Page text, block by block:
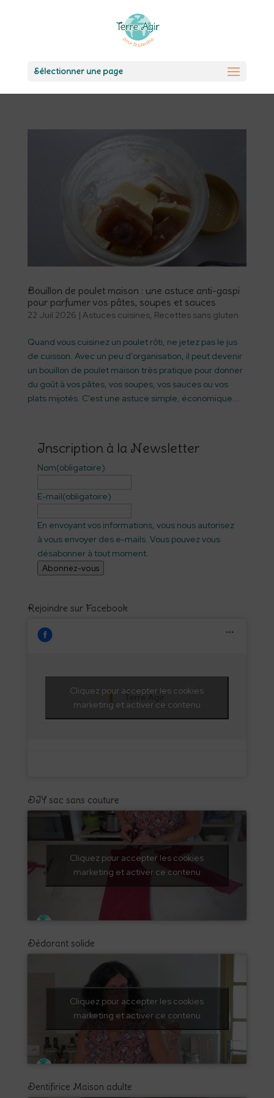
Sélectionner une page
Bouillon de poulet maison : une astuce anti-gaspi
pour parfumer vos pâtes, soupes et sauces
22 Juil 2026 | Astuces cuisines, Recettes sans gluten
Quand vous cuisinez un poulet rôti, ne jetez pas le jus
de cuisson. Avec un peu d’organisation, il peut devenir
un bouillon de poulet maison très pratique pour donner
du goût à vos pâtes, vos soupes, vos sauces ou vos
plats mijotés. C’est une astuce simple, économique...
Inscription à la Newsletter
Nom(obligatoire)
E-mail(obligatoire)
En envoyant vos informations, vous nous autorisez
à vous envoyer des e-mails. Vous pouvez vous
désabonner à tout moment.
Abonnez-vous
Rejoindre sur Facebook
Terre Agir
Cliquez pour accepter les cookies
marketing et activer ce contenu
DIY sac sans couture
Cliquez pour accepter les cookies
marketing et activer ce contenu
Dédorant solide
Cliquez pour accepter les cookies
marketing et activer ce contenu
Dentifirice Maison adulte